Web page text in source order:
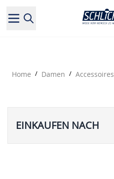
Home / Damen / Accessoires
EINKAUFEN NACH